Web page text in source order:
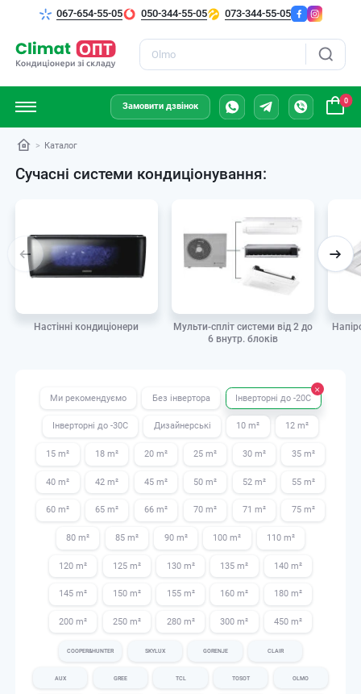
Пошук
067-654-55-05 050-344-55-05 073-344-55-05
Замовити дзвінок
0
Каталог
Сучасні системи кондиціонування:
Настінні кондиціонери
Мульти-спліт системи від 2 до
6 внутр. блоків
Ми рекомендуємо Без інвертора Інверторні до -20С
Інверторні до -30С Дизайнерські 10 m² 12 m²
15 m² 18 m² 20 m² 25 m² 30 m² 35 m²
40 m² 42 m² 45 m² 50 m² 52 m² 55 m²
60 m² 65 m² 66 m² 70 m² 71 m² 75 m²
80 m² 85 m² 90 m² 100 m² 110 m²
120 m² 125 m² 130 m² 135 m² 140 m²
145 m² 150 m² 155 m² 160 m² 180 m²
200 m² 250 m² 280 m² 300 m² 450 m²
COOPER&HUNTER SKYLUX GORENJE CLAIR
AUX GREE TCL TOSOT OLMO